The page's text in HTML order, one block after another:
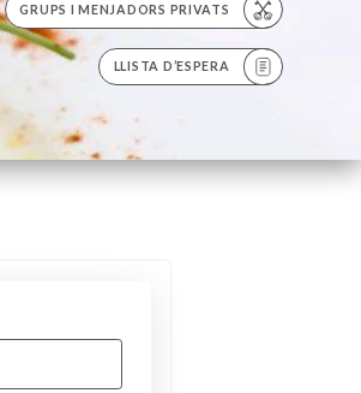
GRUPS I MENJADORS PRIVATS
LLISTA D’ESPERA